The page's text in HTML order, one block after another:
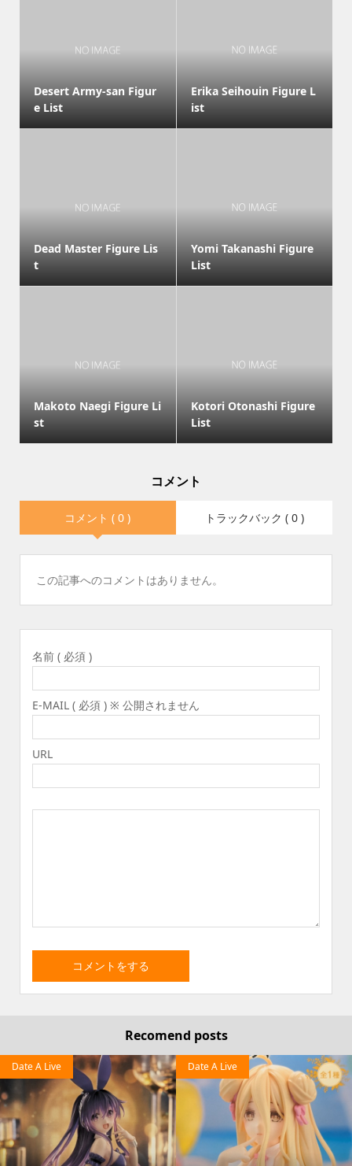
Desert Army-san Figur
e List
Erika Seihouin Figure L
ist
Dead Master Figure Lis
t
Yomi Takanashi Figure
List
Makoto Naegi Figure Li
st
Kotori Otonashi Figure
List
コメント
コメント ( 0 ) トラックバック ( 0 )
この記事へのコメントはありません。
名前 ( 必須 )
E-MAIL ( 必須 ) ※ 公開されません
URL
Recomend posts
Date A Live Date A Live